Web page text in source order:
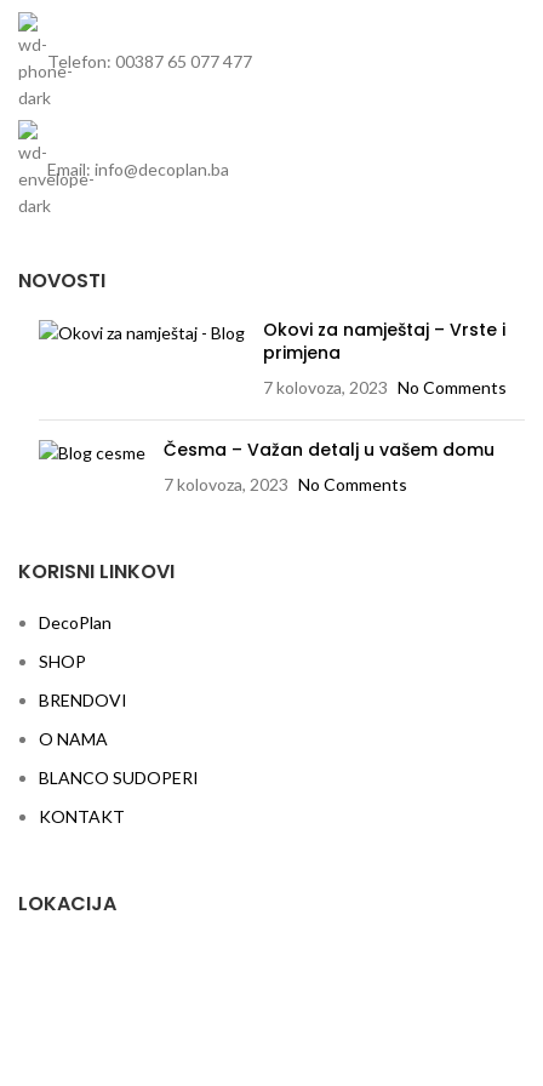
Telefon: 00387 65 077 477
Email: info@decoplan.ba
NOVOSTI
Okovi za namještaj – Vrste i
primjena
7 kolovoza, 2023 No Comments
Česma – Važan detalj u vašem domu
7 kolovoza, 2023 No Comments
KORISNI LINKOVI
DecoPlan
SHOP
BRENDOVI
O NAMA
BLANCO SUDOPERI
KONTAKT
LOKACIJA